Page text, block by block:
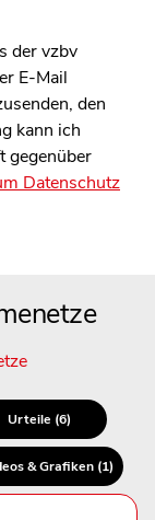
der vzbv
E-Mail
den
kann ich
gegenüber
Datenschutz
Urteile (6)
& Grafiken (1)